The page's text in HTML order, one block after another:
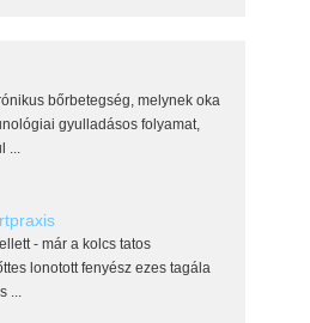
bőrbetegség, melynek oka
gyulladásos folyamat,
...
- már a kolcs tatos
lonotott fenyész ezes tagála
...